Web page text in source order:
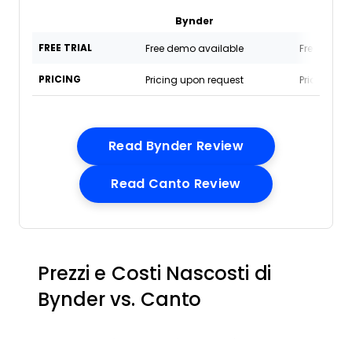
Bynder
FREE TRIAL Free demo available Free
PRICING Pricing upon request Pricing
Read Bynder ReviewOpens New
Read Canto ReviewOpens New
Prezzi e Costi Nascosti di
Bynder vs. Canto